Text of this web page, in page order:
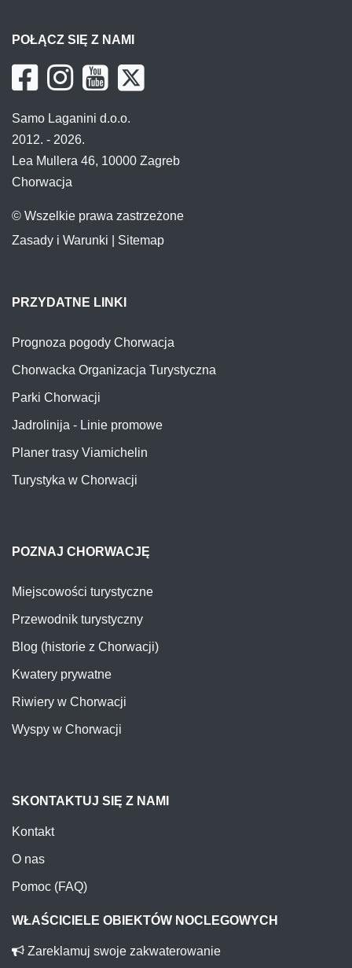
POŁĄCZ SIĘ Z NAMI
Samo Laganini d.o.o.
2012. - 2026.
Lea Mullera 46, 10000 Zagreb
Chorwacja
© Wszelkie prawa zastrzeżone
Zasady i Warunki
Sitemap
PRZYDATNE LINKI
Prognoza pogody Chorwacja
Chorwacka Organizacja Turystyczna
Parki Chorwacji
Jadrolinija - Linie promowe
Planer trasy Viamichelin
Turystyka w Chorwacji
POZNAJ CHORWACJĘ
Miejscowości turystyczne
Przewodnik turystyczny
Blog (historie z Chorwacji)
Kwatery prywatne
Riwiery w Chorwacji
Wyspy w Chorwacji
SKONTAKTUJ SIĘ Z NAMI
Kontakt
O nas
Pomoc (FAQ)
WŁAŚCICIELE OBIEKTÓW NOCLEGOWYCH
Zareklamuj swoje zakwaterowanie